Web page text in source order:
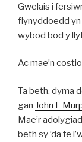
Gwelais i
flynyddoedd yn
wybod bod y
Ac mae’n
Ta beth, dyma
gan John L
Mae’r
beth sy ’da fe